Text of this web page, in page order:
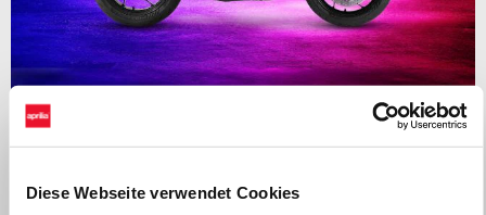
Diese Webseite verwendet Cookies
Gültig bis
APRILIA TUONO 660: Bis zu 1.000€ Kundenvorteil oder